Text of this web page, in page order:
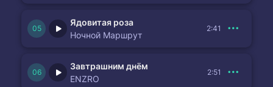
Ядовитая роза
Ночной Маршрут
2:41
Завтрашним днём
ENZRO
2:51